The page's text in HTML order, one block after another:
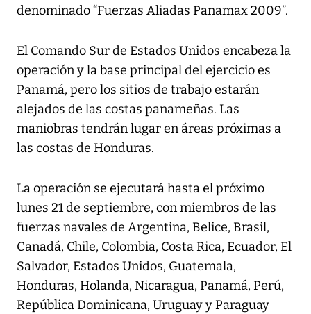
denominado “Fuerzas Aliadas Panamax 2009”.
El Comando Sur de Estados Unidos encabeza la
operación y la base principal del ejercicio es
Panamá, pero los sitios de trabajo estarán
alejados de las costas panameñas. Las
maniobras tendrán lugar en áreas próximas a
las costas de Honduras.
La operación se ejecutará hasta el próximo
lunes 21 de septiembre, con miembros de las
fuerzas navales de Argentina, Belice, Brasil,
Canadá, Chile, Colombia, Costa Rica, Ecuador, El
Salvador, Estados Unidos, Guatemala,
Honduras, Holanda, Nicaragua, Panamá, Perú,
República Dominicana, Uruguay y Paraguay